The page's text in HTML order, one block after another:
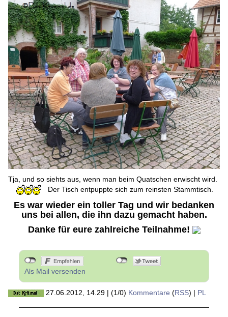
Tja, und so siehts aus, wenn man beim Quatschen erwischt wird.
Der Tisch entpuppte sich zum reinsten Stammtisch.
Es war wieder ein toller Tag und wir bedanken
uns bei allen, die ihn dazu gemacht haben.
Danke für eure zahlreiche Teilnahme!
Als Mail versenden
27.06.2012, 14.29 | (1/0) Kommentare (RSS) | PL